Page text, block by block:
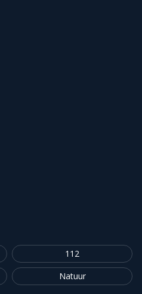
112
Natuur